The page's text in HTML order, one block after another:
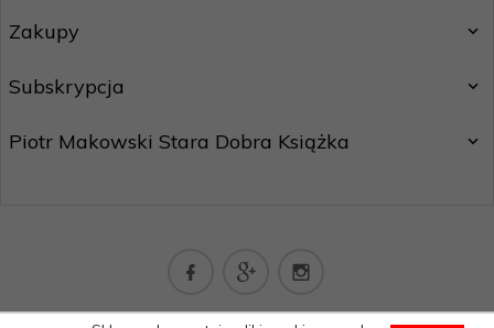
Zakupy
Subskrypcja
Piotr Makowski Stara Dobra Książka
kontakt@staradobraksiazka.pl